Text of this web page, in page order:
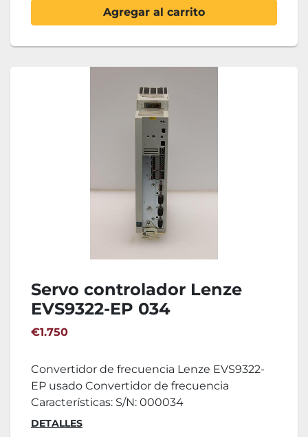
Agregar al carrito
Servo controlador Lenze
EVS9322-EP 034
€1.750
Convertidor de frecuencia Lenze EVS9322-
EP usado Convertidor de frecuencia
Características: S/N: 000034
DETALLES